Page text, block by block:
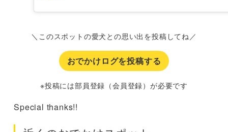
＼このスポットの愛犬との思い出を投稿してね／
おでかけログを投稿する
※投稿には部員登録（会員登録）が必要です
Special thanks!!